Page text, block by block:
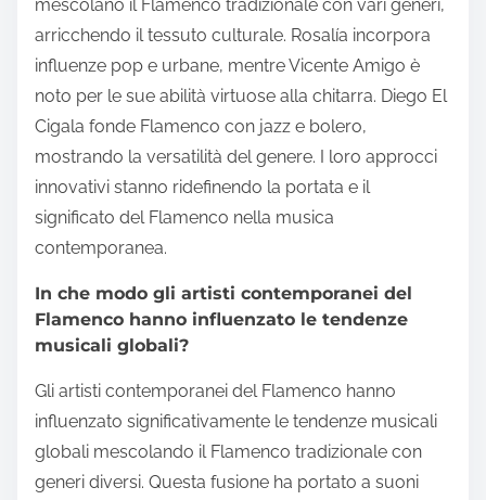
mescolano il Flamenco tradizionale con vari generi,
arricchendo il tessuto culturale. Rosalía incorpora
influenze pop e urbane, mentre Vicente Amigo è
noto per le sue abilità virtuose alla chitarra. Diego El
Cigala fonde Flamenco con jazz e bolero,
mostrando la versatilità del genere. I loro approcci
innovativi stanno ridefinendo la portata e il
significato del Flamenco nella musica
contemporanea.
In che modo gli artisti contemporanei del
Flamenco hanno influenzato le tendenze
musicali globali?
Gli artisti contemporanei del Flamenco hanno
influenzato significativamente le tendenze musicali
globali mescolando il Flamenco tradizionale con
generi diversi. Questa fusione ha portato a suoni